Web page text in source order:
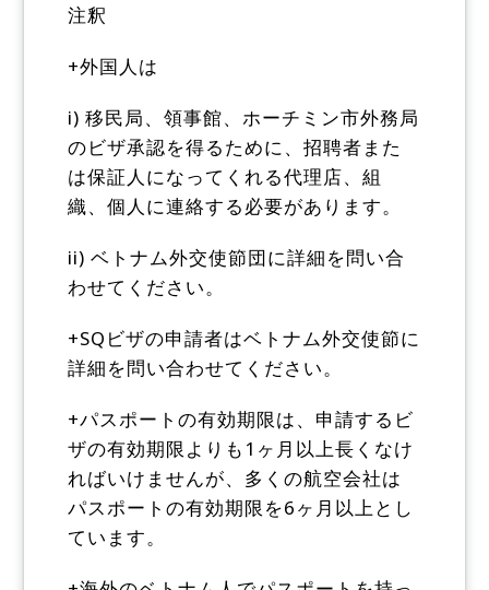
注釈
+外国人は
i) 移民局、領事館、ホーチミン市外務局
のビザ承認を得るために、招聘者また
は保証人になってくれる代理店、組
織、個人に連絡する必要があります。
ii) ベトナム外交使節団に詳細を問い合
わせてください。
+SQビザの申請者はベトナム外交使節に
詳細を問い合わせてください。
+パスポートの有効期限は、申請するビ
ザの有効期限よりも1ヶ月以上長くなけ
ればいけませんが、多くの航空会社は
パスポートの有効期限を6ヶ月以上とし
ています。